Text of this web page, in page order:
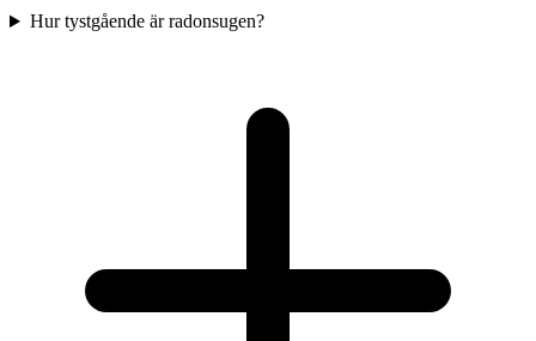
Hur tystgående är radonsugen?